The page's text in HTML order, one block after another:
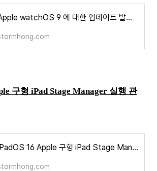
Apple watchOS 9 에 대한 업데이트 발표 그 내용은 무엇인가?
구형 iPad Stage Manager 실행 관
iPadOS 16 Apple 구형 iPad Stage Manager 실행 관련 정보 등장?